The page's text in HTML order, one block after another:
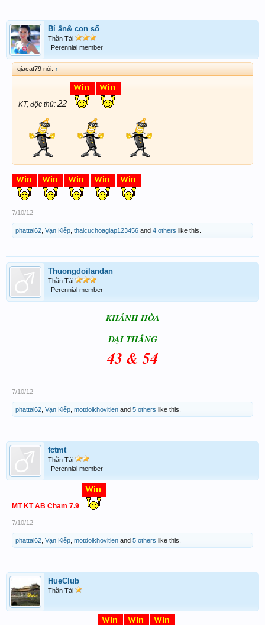
Bí ẩn& con số
Thần Tài
Perennial member
giacat79 nói: ↑
KT, độc thủ: 22
7/10/12
phattai62 Vạn Kiếp thaicuchoagiap123456 and 4 others like this.
Thuongdoilandan
Thần Tài
Perennial member
KHÁNH HÒA
ĐẠI THẮNG
43 & 54
7/10/12
phattai62 Vạn Kiếp motdoikhovitien and 5 others like this.
fctmt
Thần Tài
Perennial member
MT KT AB Chạm 7.9
7/10/12
phattai62 Vạn Kiếp motdoikhovitien and 5 others like this.
HueClub
Thần Tài